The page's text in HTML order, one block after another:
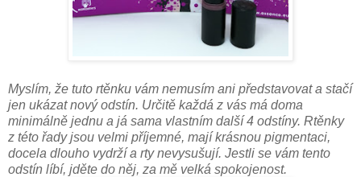
Myslím, že tuto rtěnku vám nemusím ani představovat a stačí
jen ukázat nový odstín. Určitě každá z vás má doma
minimálně jednu a já sama vlastním další 4 odstíny. Rtěnky
z této řady jsou velmi příjemné, mají krásnou pigmentaci,
docela dlouho vydrží a rty nevysušují. Jestli se vám tento
odstín líbí, jděte do něj, za mě velká spokojenost.